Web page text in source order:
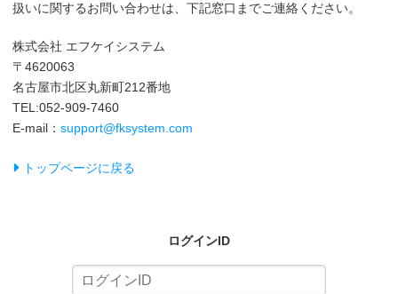
扱いに関するお問い合わせは、下記窓口までご連絡ください。
株式会社 エフケイシステム
〒4620063
名古屋市北区丸新町212番地
TEL:052-909-7460
E-mail：support@fksystem.com
トップページに戻る
ログインID